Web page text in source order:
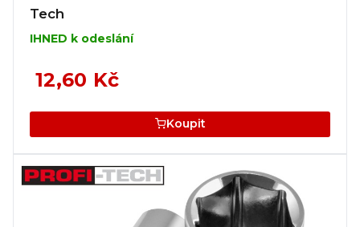
Tech
IHNED k odeslání
12,60 Kč
Koupit